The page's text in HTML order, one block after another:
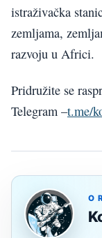
istraživačka
zemljama,
razvoju u Africi.
Pridružite se
Telegram –t.me/
O